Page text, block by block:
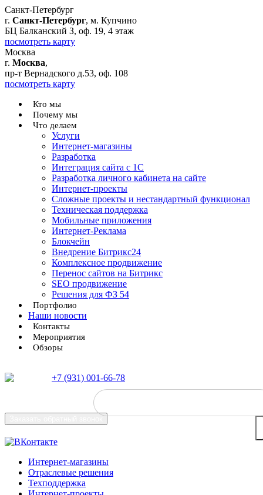
Санкт-Петербург
г. Санкт-Петербург, м. Купчино
БЦ Балканский З, оф. 19, 4 этаж
посмотреть карту
Москва
г. Москва,
пр-т Вернадского д.53, оф. 108
посмотреть карту
Кто мы
Почему мы
Что делаем
Услуги
Интернет-магазины
Разработка
Интеграция сайта с 1С
Разработка личного кабинета на сайте
Интернет-проекты
Сложные проекты и нестандартный функционал
Teхническая поддержка
Мобильные приложения
Интернет-Реклама
Блокчейн
Внедрение Битрикс24
Комплексное продвижение
Перенос сайтов на Битрикс
SEO продвижение
Решения для ФЗ 54
Портфолио
Наши новости
Контакты
Мероприятия
Обзоры
+7 (931) 001-66-78
Интернет-магазины
Отраслевые решения
Техподдержка